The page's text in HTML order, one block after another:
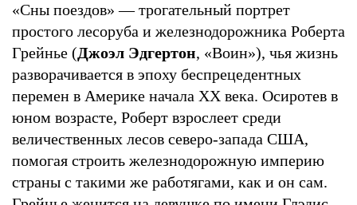
«Сны поездов» — трогательный портрет
простого лесоруба и железнодорожника Роберта
Грейнье (Джоэл Эдгертон, «Воин»), чья жизнь
разворачивается в эпоху беспрецедентных
перемен в Америке начала XX века. Осиротев в
юном возрасте, Роберт взрослеет среди
величественных лесов северо-запада США,
помогая строить железнодорожную империю
страны с такими же работягами, как и он сам.